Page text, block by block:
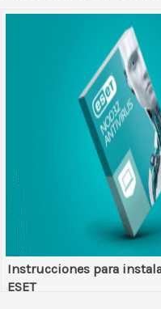
Instrucciones para
ESET